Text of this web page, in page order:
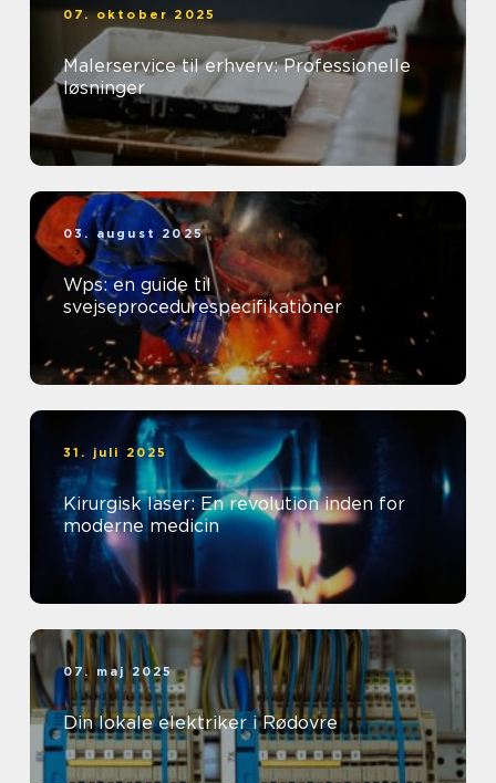
07. oktober 2025
Malerservice til erhverv: Professionelle
løsninger
03. august 2025
Wps: en guide til
svejseprocedurespecifikationer
31. juli 2025
Kirurgisk laser: En revolution inden for
moderne medicin
07. maj 2025
Din lokale elektriker i Rødovre